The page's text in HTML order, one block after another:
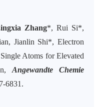
Zhang*, Rui Si*,
Jianlin Shi*, Electron
Atoms for Elevated
Angewandte Chemie
6831.